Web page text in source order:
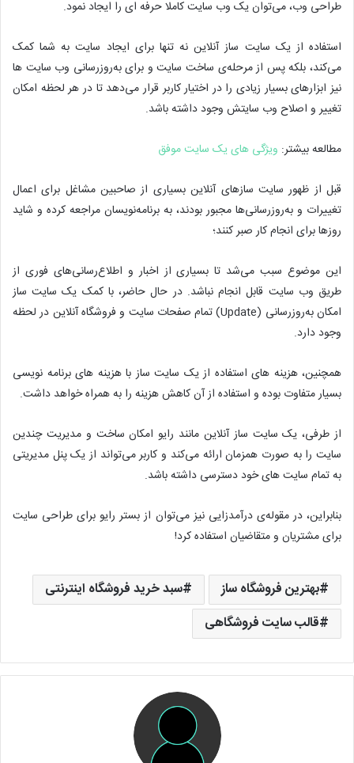
طراحی وب، می‌توان یک وب سایت کاملا حرفه ای را ایجاد نمود.
استفاده از یک سایت ساز آنلاین نه تنها برای ایجاد سایت به شما کمک
می‌کند، بلکه پس از مرحله‌ی ساخت سایت و برای به‌روزرسانی وب سایت ها
نیز ابزارهای بسیار زیادی را در اختیار کاربر قرار می‌دهد تا در هر لحظه امکان
تغییر و اصلاح وب سایتش وجود داشته باشد.
مطالعه بیشتر: ویژگی های یک سایت موفق
قبل از ظهور سایت سازهای آنلاین بسیاری از صاحبین مشاغل برای اعمال
تغییرات و به‌روزرسانی‌ها مجبور بودند، به برنامه‌نویسان مراجعه کرده و شاید
روزها برای انجام کار صبر کنند؛
این موضوع سبب می‌شد تا بسیاری از اخبار و اطلاع‌رسانی‌های فوری از
طریق وب سایت قابل انجام نباشد. در حال حاضر، با کمک یک سایت ساز
امکان به‌روزرسانی (Update) تمام صفحات سایت و فروشگاه آنلاین در لحظه
وجود دارد.
همچنین، هزینه های استفاده از یک سایت ساز با هزینه های برنامه نویسی
بسیار متفاوت بوده و استفاده از آن کاهش هزینه را به همراه خواهد داشت.
از طرفی، یک سایت ساز آنلاین مانند رایو امکان ساخت و مدیریت چندین
سایت را به صورت همزمان ارائه می‌کند و کاربر می‌تواند از یک پنل مدیریتی
به تمام سایت های خود دسترسی داشته باشد.
بنابراین، در مقوله‌ی درآمدزایی نیز می‌توان از بستر رایو برای طراحی سایت
برای مشتریان و متقاضیان استفاده کرد!
بهترین فروشگاه ساز
سبد خرید فروشگاه اینترنتی
قالب سایت فروشگاهی